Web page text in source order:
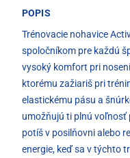
POPIS
Trénovacie nohavice
spoločníkom pre každú
vysoký komfort pri
ktorému zažiariš pri
elastickému pásu a
umožňujú ti plnú voľnosť
potíš v posilňovni alebo
energie, keď sa v týchto